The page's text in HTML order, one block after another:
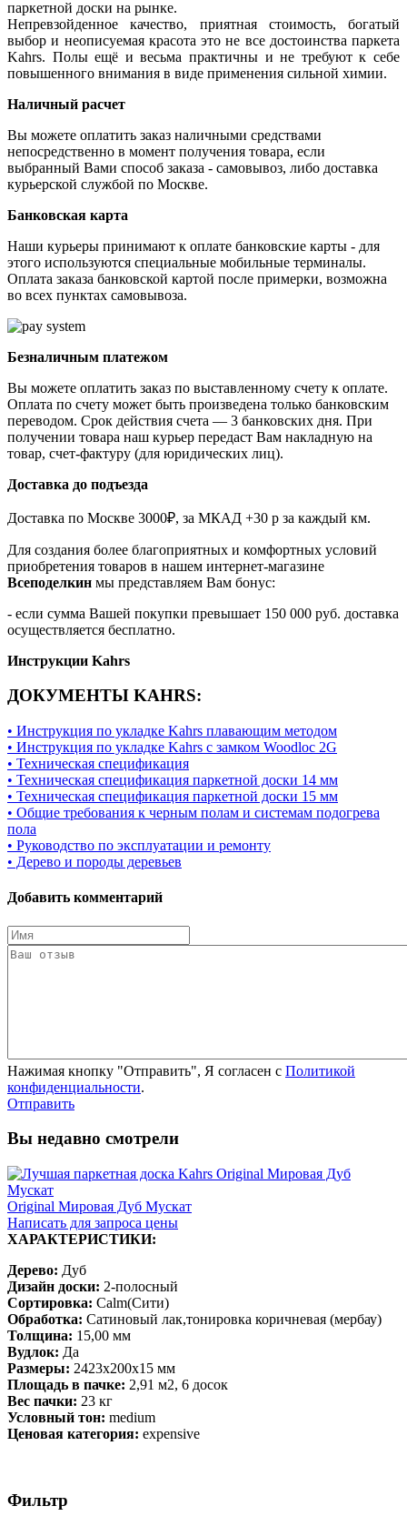
паркетной доски на рынке.
Непревзойденное качество, приятная стоимость, богатый
выбор и неописуемая красота это не все достоинства паркета
Kahrs. Полы ещё и весьма практичны и не требуют к себе
повышенного внимания в виде применения сильной химии.
Наличный расчет
Вы можете оплатить заказ наличными средствами
непосредственно в момент получения товара, если
выбранный Вами способ заказа - самовывоз, либо доставка
курьерской службой по Москве.
Банковская карта
Наши курьеры принимают к оплате банковские карты - для
этого используются специальные мобильные терминалы.
Оплата заказа банковской картой после примерки, возможна
во всех пунктах самовывоза.
Безналичным платежом
Вы можете оплатить заказ по выставленному счету к оплате.
Оплата по счету может быть произведена только банковским
переводом. Срок действия счета — 3 банковских дня. При
получении товара наш курьер передаст Вам накладную на
товар, счет-фактуру (для юридических лиц).
Доставка до подъезда
Доставка по Москве 3000₽, за МКАД +30 р за каждый км.
Для создания более благоприятных и комфортных условий
приобретения товаров в нашем интернет-магазине
Всеподелкин мы представляем Вам бонус:
- если сумма Вашей покупки превышает 150 000 руб. доставка
осуществляется бесплатно.
Инструкции Kahrs
ДОКУМЕНТЫ KAHRS:
• Инструкция по укладке Kahrs плавающим методом
• Инструкция по укладке Kahrs с замком Woodloc 2G
• Техническая спецификация
• Техническая спецификация паркетной доски 14 мм
• Техническая спецификация паркетной доски 15 мм
• Общие требования к черным полам и системам подогрева
пола
• Руководство по эксплуатации и ремонту
• Дерево и породы деревьев
Добавить комментарий
Нажимая кнопку "Отправить", Я согласен с Политикой
конфиденциальности.
Отправить
Вы недавно смотрели
Original Мировая Дуб Мускат
Написать для запроса цены
ХАРАКТЕРИСТИКИ:
Дерево: Дуб
Дизайн доски: 2-полосный
Сортировка: Calm(Сити)
Обработка: Сатиновый лак,тонировка коричневая (мербау)
Толщина: 15,00 мм
Вудлок: Да
Размеры: 2423х200х15 мм
Площадь в пачке: 2,91 м2, 6 досок
Вес пачки: 23 кг
Условный тон: medium
Ценовая категория: expensive
Фильтр